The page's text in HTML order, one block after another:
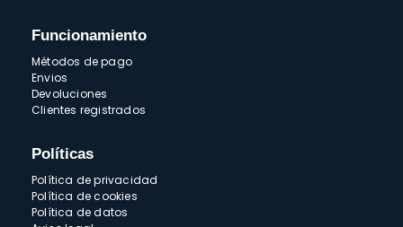
Funcionamiento
Métodos de pago
Envios
Devoluciones
Clientes registrados
Políticas
Política de privacidad
Política de cookies
Política de datos